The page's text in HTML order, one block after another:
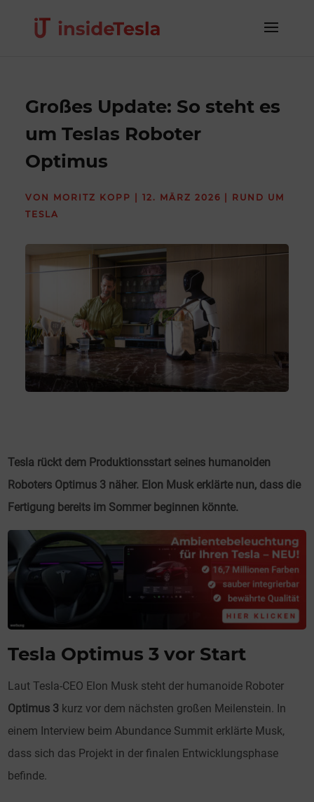
Großes Update: So steht es
um Teslas Roboter
Optimus
VON MORITZ KOPP |12. MÄRZ 2026
RUND UM
TESLA
Tesla rückt dem Produktionsstart seines humanoiden
Roboters Optimus 3 näher. Elon Musk erklärte nun, dass die
Fertigung bereits im Sommer beginnen könnte.
Tesla Optimus 3 vor Start
Laut Tesla-CEO Elon Musk steht der humanoide Roboter
Optimus 3 kurz vor dem nächsten großen Meilenstein. In
einem Interview beim Abundance Summit erklärte Musk,
dass sich das Projekt in der finalen Entwicklungsphase
befinde.